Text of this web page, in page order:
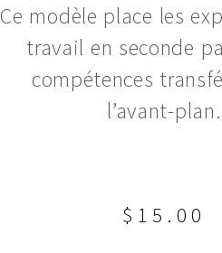
Ce modèle place les
travail en seconde
compétences
l’avant-plan.
$ 15.00